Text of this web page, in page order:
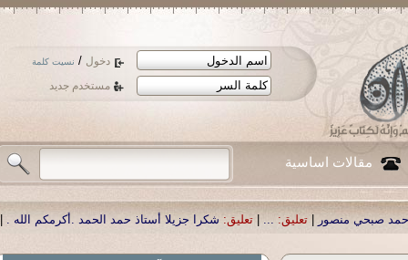
دخول / نسيت كلمة
مستخدم جديد
مقالات اساسية
جزيلا أستاذ حمد الحمد .أكرمكم الله .|تعليق: نسأل الله تعالى أن يمن بالشفاء